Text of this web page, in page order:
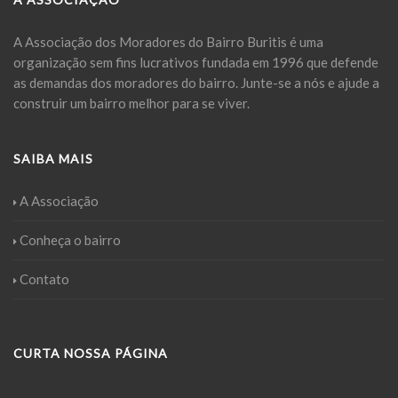
A Associação dos Moradores do Bairro Buritis é uma
organização sem fins lucrativos fundada em 1996 que defende
as demandas dos moradores do bairro. Junte-se a nós e ajude a
construir um bairro melhor para se viver.
SAIBA MAIS
A Associação
Conheça o bairro
Contato
CURTA NOSSA PÁGINA